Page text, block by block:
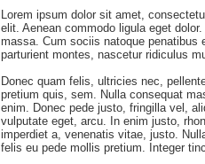
Lorem ipsum dolor sit amet,
elit. Aenean commodo ligula eget dolor.
massa. Cum sociis natoque penatibus
parturient montes, nascetur ridiculus
Donec quam felis, ultricies nec,
pretium quis, sem. Nulla consequat
enim. Donec pede justo, fringilla vel,
vulputate eget, arcu. In enim justo,
imperdiet a, venenatis vitae, justo.
felis eu pede mollis pretium. Integer